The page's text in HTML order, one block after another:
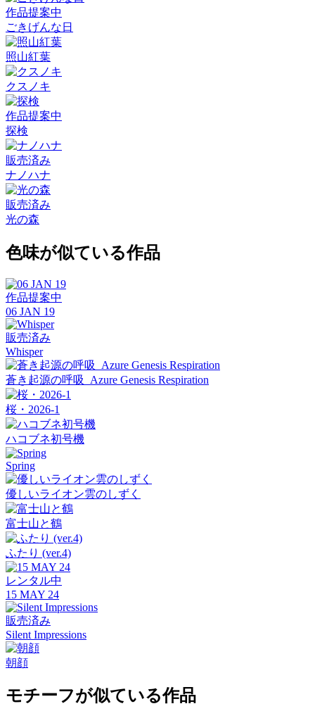
作品提案中
ごきげんな日
照山紅葉
クスノキ
作品提案中
探検
販売済み
ナノハナ
販売済み
光の森
色味が似ている作品
作品提案中
06 JAN 19
販売済み
Whisper
蒼き起源の呼吸_Azure Genesis Respiration
桜・2026-1
ハコブネ初号機
Spring
優しいライオン雲のしずく
富士山と鶴
ふたり (ver.4)
レンタル中
15 MAY 24
販売済み
Silent Impressions
朝顔
モチーフが似ている作品